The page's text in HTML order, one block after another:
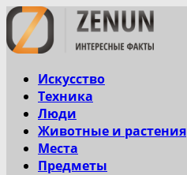
Искусство
Техника
Люди
Животные и растения
Места
Предметы